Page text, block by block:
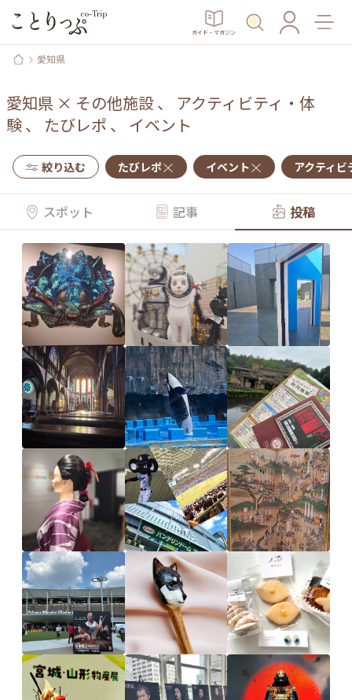
ガイド・マガジン
愛知県
愛知県 × その他施設、 アクティビティ・体
験、 たびレポ 、 イベント
絞り込む たびレポ イベント アクティビ
スポット 記事 投稿